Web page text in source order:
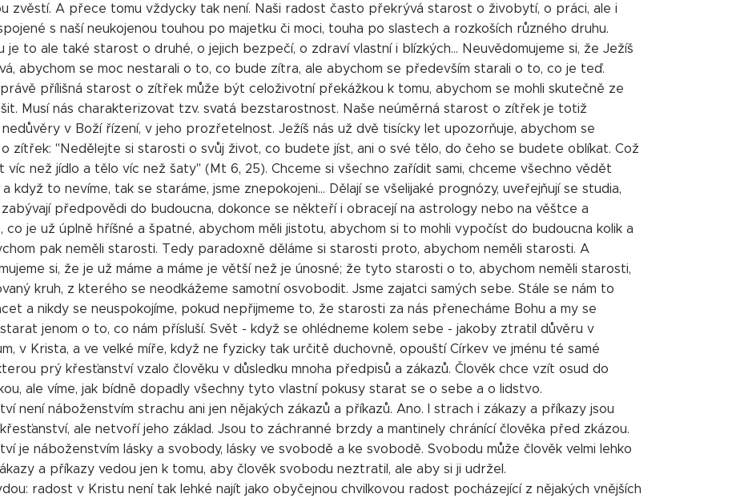
zvěstí. A přece tomu vždycky tak není. Naši radost často překrývá starost o živobytí, o práci, ale i
s naší neukojenou touhou po majetku či moci, touha po slastech a rozkoších různého druhu.
je to ale také starost o druhé, o jejich bezpečí, o zdraví vlastní i blízkých... Neuvědomujeme si, že Ježíš
abychom se moc nestarali o to, co bude zítra, ale abychom se především starali o to, co je teď.
přílišná starost o zítřek může být celoživotní překážkou k tomu, abychom se mohli skutečně ze
Musí nás charakterizovat tzv. svatá bezstarostnost. Naše neúměrná starost o zítřek je totiž
v Boží řízení, v jeho prozřetelnost. Ježíš nás už dvě tisícky let upozorňuje, abychom se
zítřek: "Nedělejte si starosti o svůj život, co budete jíst, ani o své tělo, do čeho se budete oblíkat. Což
víc než jídlo a tělo víc než šaty" (Mt 6, 25). Chceme si všechno zařídit sami, chceme všechno vědět
když to nevíme, tak se staráme, jsme znepokojeni... Dělají se všelijaké prognózy, uveřejňují se studia,
předpovědi do budoucna, dokonce se někteří i obracejí na astrology nebo na věštce a
co je už úplně hříšné a špatné, abychom měli jistotu, abychom si to mohli vypočíst do budoucna kolik a
pak neměli starosti. Tedy paradoxně děláme si starosti proto, abychom neměli starosti. A
si, že je už máme a máme je větší než je únosné; že tyto starosti o to, abychom neměli starosti,
kruh, z kterého se neodkážeme samotní osvobodit. Jsme zajatci samých sebe. Stále se nám to
a nikdy se neuspokojíme, pokud nepřijmeme to, že starosti za nás přenecháme Bohu a my se
jenom o to, co nám přísluší. Svět - když se ohlédneme kolem sebe - jakoby ztratil důvěru v
v Krista, a ve velké míře, když ne fyzicky tak určitě duchovně, opouští Církev ve jménu té samé
prý křesťanství vzalo člověku v důsledku mnoha předpisů a zákazů. Člověk chce vzít osud do
ale víme, jak bídně dopadly všechny tyto vlastní pokusy starat se o sebe a o lidstvo.
není náboženstvím strachu ani jen nějakých zákazů a příkazů. Ano. I strach i zákazy a příkazy jsou
ale netvoří jeho základ. Jsou to záchranné brzdy a mantinely chránící člověka před zkázou.
je náboženstvím lásky a svobody, lásky ve svobodě a ke svobodě. Svobodu může člověk velmi lehko
a příkazy vedou jen k tomu, aby člověk svobodu neztratil, ale aby si ji udržel.
radost v Kristu není tak lehké najít jako obyčejnou chvilkovou radost pocházející z nějakých vnějších